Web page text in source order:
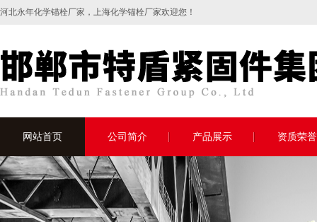
河北永年化学锚栓厂家，上海化学锚栓厂家欢迎您！
网站首页 公司简介 产品展示 资质荣誉